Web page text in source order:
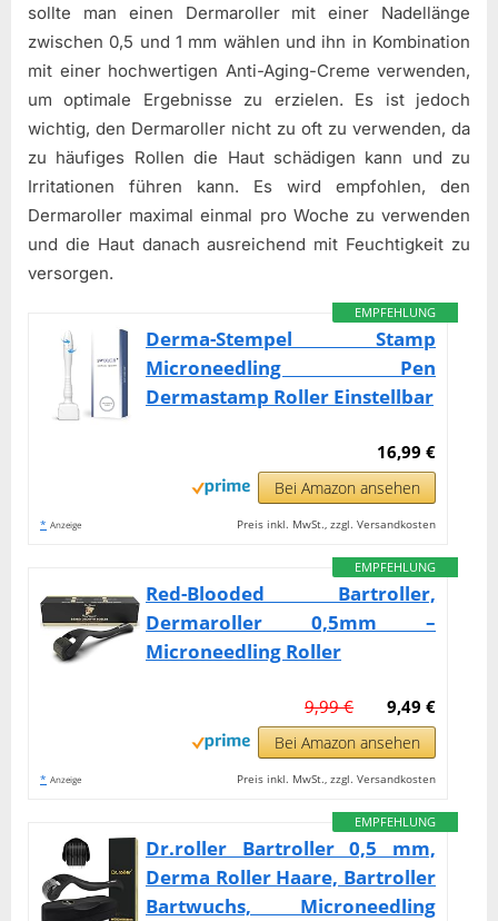
sollte man einen Dermaroller mit einer Nadellänge
zwischen 0,5 und 1 mm wählen und ihn in Kombination
mit einer hochwertigen Anti-Aging-Creme verwenden,
um optimale Ergebnisse zu erzielen. Es ist jedoch
wichtig, den Dermaroller nicht zu oft zu verwenden, da
zu häufiges Rollen die Haut schädigen kann und zu
Irritationen führen kann. Es wird empfohlen, den
Dermaroller maximal einmal pro Woche zu verwenden
und die Haut danach ausreichend mit Feuchtigkeit zu
versorgen.
EMPFEHLUNG
Derma-Stempel Stamp
Microneedling Pen
Dermastamp Roller Einstellbar
16,99 €
Bei Amazon ansehen
* Anzeige Preis inkl. MwSt., zzgl. Versandkosten
EMPFEHLUNG
Red-Blooded Bartroller,
Dermaroller 0,5mm –
Microneedling Roller
9,49 €
9,99 €
Bei Amazon ansehen
* Anzeige Preis inkl. MwSt., zzgl. Versandkosten
EMPFEHLUNG
Dr.roller Bartroller 0,5 mm,
Derma Roller Haare, Bartroller
Bartwuchs, Microneedling